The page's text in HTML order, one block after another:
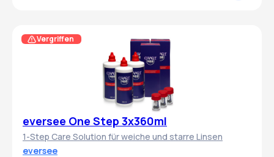
eversee One Step 3x360ml
1-Step Care Solution für weiche und starre Linsen
eversee
Vergriffen